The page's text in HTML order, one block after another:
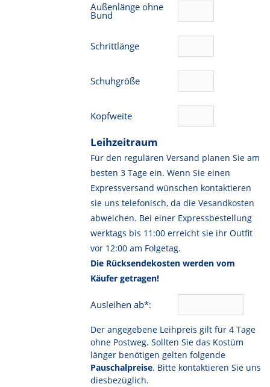
Außenlänge ohne
Bund
Schrittlänge
Schuhgröße
Kopfweite
Leihzeitraum
Für den regulären Versand planen Sie am
besten 3 Tage ein. Wenn Sie einen
Expressversand wünschen kontaktieren
sie uns telefonisch, da die Vesandkosten
abweichen. Bei einer Expressbestellung
werktags bis 11:00 erreicht sie ihr Outfit
vor 12:00 am Folgetag.
Die Rücksendekosten werden vom
Käufer getragen!
Ausleihen ab*:
Der angegebene Leihpreis gilt für 4 Tage
ohne Postweg. Sollten Sie das Kostüm
länger benötigen gelten folgende
Pauschalpreise. Bitte kontaktieren Sie uns
diesbezüglich.